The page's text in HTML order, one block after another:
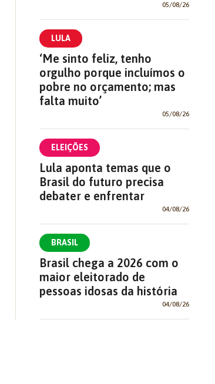
05/08/26
LULA
‘Me sinto feliz, tenho
orgulho porque incluímos o
pobre no orçamento; mas
falta muito’
05/08/26
ELEIÇÕES
Lula aponta temas que o
Brasil do futuro precisa
debater e enfrentar
04/08/26
BRASIL
Brasil chega a 2026 com o
maior eleitorado de
pessoas idosas da história
04/08/26